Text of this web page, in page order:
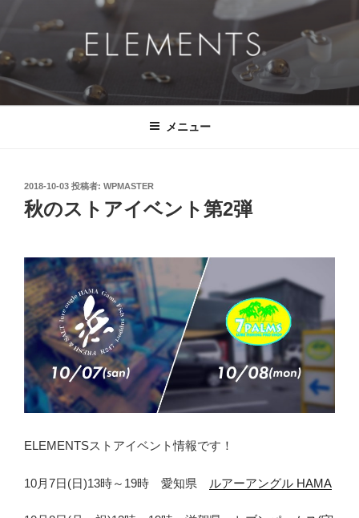
ン
ツ
へ
ELEMENTS®
挑戦的に、ドラマチックに、 そして、真っ直ぐに。
メニュー
投
稿
日:
2018-10-03 投稿者: WPMASTER
秋のストアイベント第2弾
ELEMENTSストアイベント情報です！
10月7日(日)13時～19時 愛知県 ルアーアングル HAMA